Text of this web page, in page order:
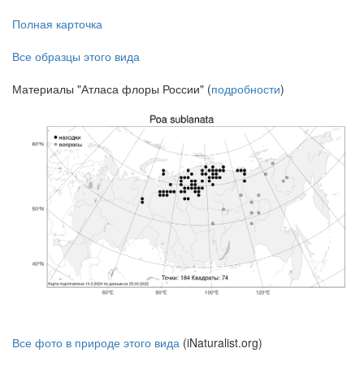
Полная карточка
Все образцы этого вида
Материалы "Атласа флоры России" (подробности)
Все фото в природе этого вида (iNaturalist.org)